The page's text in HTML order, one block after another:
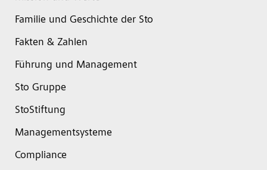
Familie und Geschichte der Sto
Fakten & Zahlen
Führung und Management
Sto Gruppe
StoStiftung
Managementsysteme
Compliance